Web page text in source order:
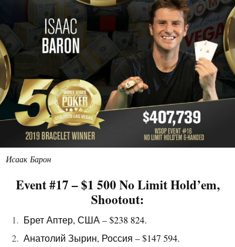
Исаак Барон
Event #17 – $1 500 No Limit Hold’em,
Shootout:
Брет Аптер, США – $238 824.
Анатолий Зырин, Россия – $147 594.